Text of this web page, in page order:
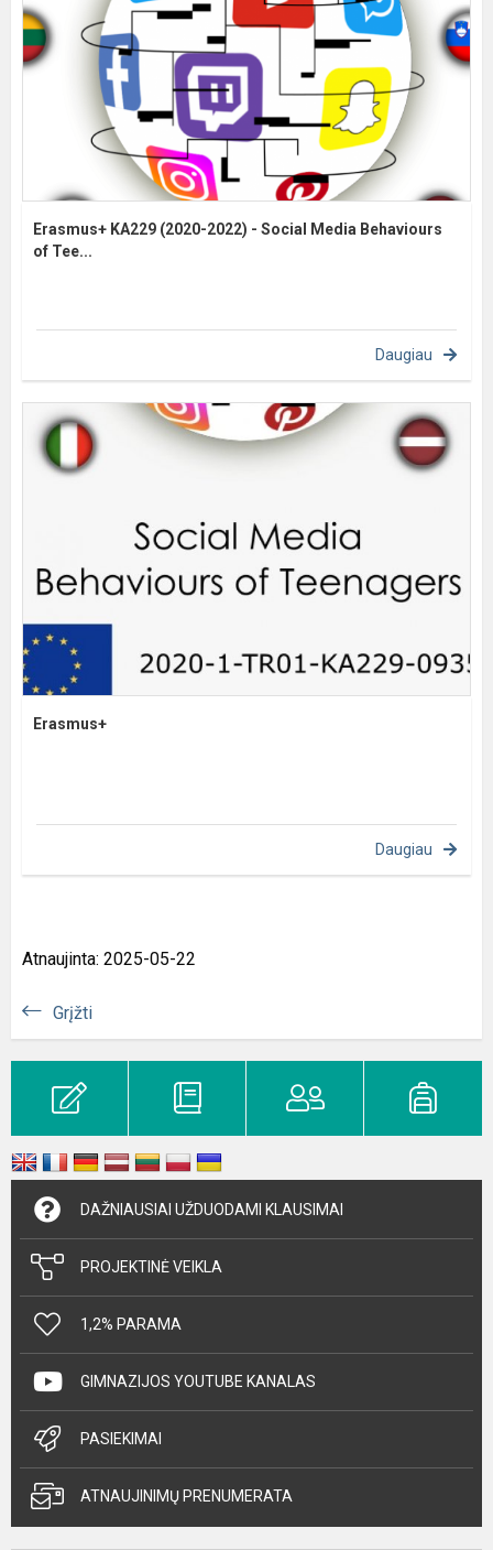
Erasmus+ KA229 (2020-2022) - Social Media Behaviours
of Tee...
Daugiau
Erasmus+
Daugiau
Atnaujinta: 2025-05-22
Grįžti
DAŽNIAUSIAI UŽDUODAMI KLAUSIMAI
PROJEKTINĖ VEIKLA
1,2% PARAMA
GIMNAZIJOS YOUTUBE KANALAS
PASIEKIMAI
ATNAUJINIMŲ PRENUMERATA